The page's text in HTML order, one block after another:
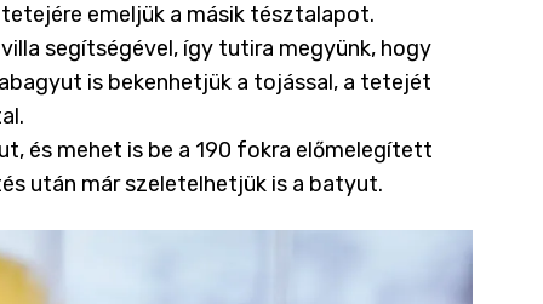
emeljük a másik tésztalapot.
segítségével, így tutira megyünk, hogy
is bekenhetjük a tojással, a tetejét
és mehet is be a 190 fokra előmelegített
után már szeletelhetjük is a batyut.